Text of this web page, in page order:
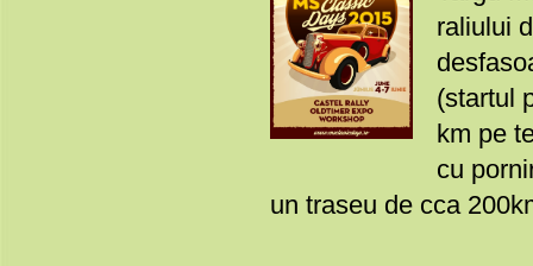
raliului
(startul
km pe
cu
un traseu de cca